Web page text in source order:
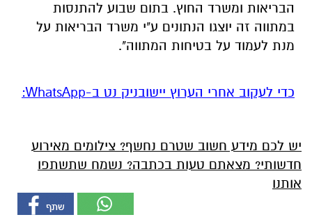
הבריאות ומשרד החוץ. בתום שבוע להתנסות
במתווה זה יוצגו הנתונים ע"י משרד הבריאות על
מנת לעמוד על בטיחות המתווה".
‏כדי לעקוב אחרי הערוץ יישובניק נט ב-WhatsApp:‏‏‏
יש לכם מידע חשוב שטרם נחשף? צילומים מאירוע
חדשותי? מצאתם טעות בכתבה? נשמח שתשתפו
אותנו